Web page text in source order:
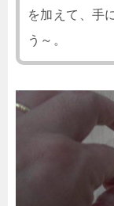
を加えて、手
う～。